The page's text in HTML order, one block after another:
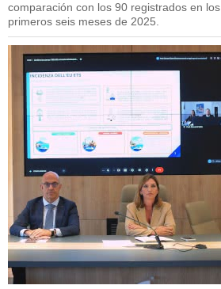
comparación con los 90 registrados en los
primeros seis meses de 2025.